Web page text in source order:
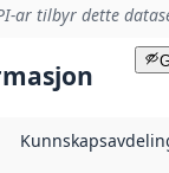
ar tilbyr dette